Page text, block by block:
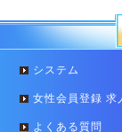
システム
女性会員登録 求
よくある質問